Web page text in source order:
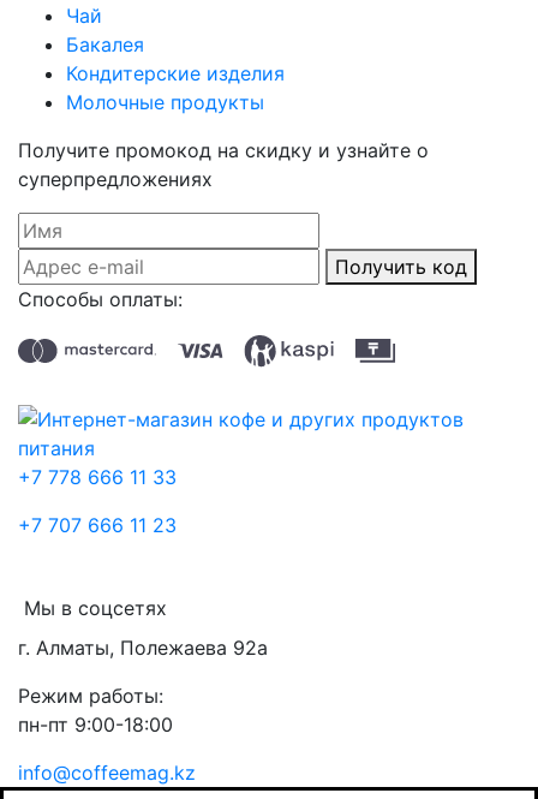
Чай
Бакалея
Кондитерские изделия
Молочные продукты
Получите промокод на скидку и узнайте о
суперпредложениях
Получить код
Способы оплаты:
+7 778 666 11 33
+7 707 666 11 23
Мы в соцсетях
г. Алматы, Полежаева 92а
Режим работы:
пн-пт 9:00-18:00
info@coffeemag.kz